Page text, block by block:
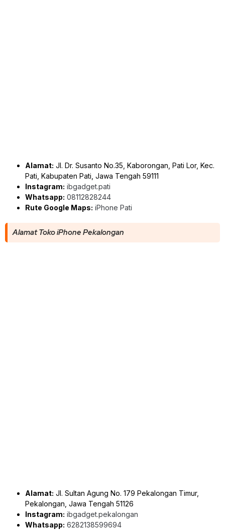
Alamat: Jl. Dr. Susanto No.35, Kaborongan, Pati Lor, Kec.
Pati, Kabupaten Pati, Jawa Tengah 59111
Instagram: ibgadget.pati
Whatsapp: 08112828244
Rute Google Maps: iPhone Pati
Alamat Toko iPhone Pekalongan
Alamat: Jl. Sultan Agung No. 179 Pekalongan Timur,
Pekalongan, Jawa Tengah 51126
Instagram: ibgadget.pekalongan
Whatsapp: 6282138599694